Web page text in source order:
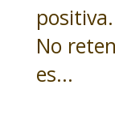
No
es...